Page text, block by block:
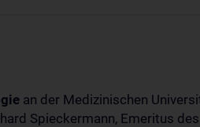
an der Medizinischen
Spieckermann, Emeritus